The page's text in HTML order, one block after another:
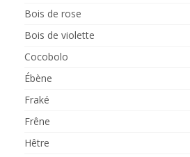
Bois de rose
Bois de violette
Cocobolo
Ébène
Fraké
Frêne
Hêtre